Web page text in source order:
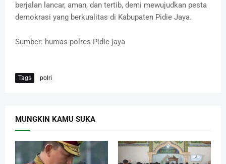
berjalan lancar, aman, dan tertib, demi mewujudkan pesta
demokrasi yang berkualitas di Kabupaten Pidie Jaya.
Sumber: humas polres Pidie jaya
Tags polri
MUNGKIN KAMU SUKA